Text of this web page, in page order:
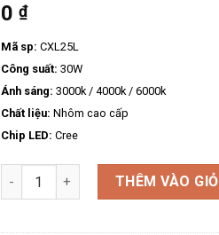
0 ₫
Mã sp: CXL25L
Công suất: 30W
Ánh sáng: 3000k / 4000k / 6000k
Chất liệu: Nhôm cao cấp
Chip LED: Cree
Số lượng THÊM VÀO GIỎ